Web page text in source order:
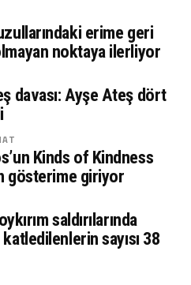
erime geri
noktaya ilerliyor
davası: Ayşe Ateş dört
Kinds of Kindness
gösterime giriyor
saldırılarında
katledilenlerin sayısı 38